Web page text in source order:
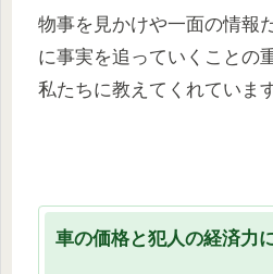
物事を見かけや一面の情報
に事実を追っていくことの
私たちに教えてくれています
車の価格と犯人の経済力